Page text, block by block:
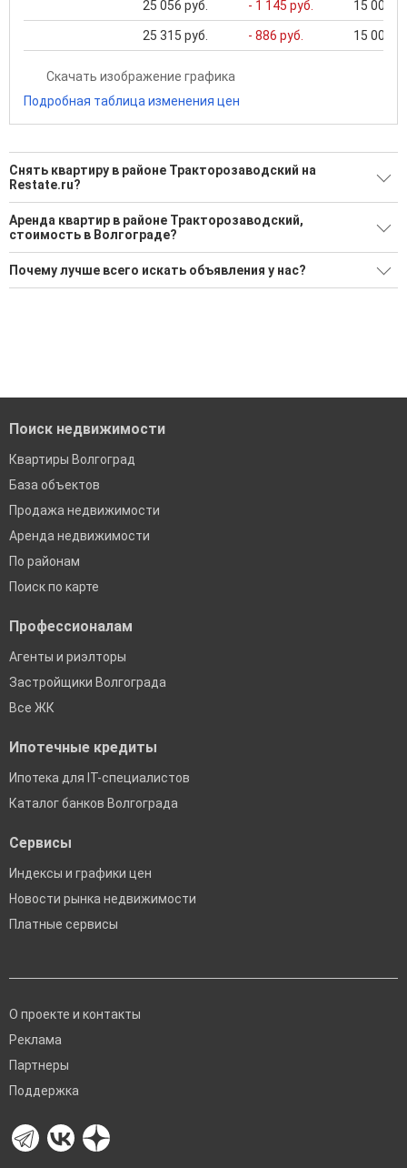
25 056 руб. - 1 145 руб. 15 000
25 315 руб. - 886 руб. 15 000
Скачать изображение графика
Подробная таблица изменения цен
Снять квартиру в районе Тракторозаводский на
Restate.ru?
Поможем Снять квартиру в районе Тракторозаводский?
71 актуальное и проверенное объявление
Воспользуйтесь нашим поиском по новостройкам, для
подбора подходящего вам варианта
Аренда квартир в районе Тракторозаводский,
стоимость в Волгограде?
Минимальная цена: 13 000 Р. Максимальная цена: 45 000 Р;
Средняя: 22 568 Р
Почему лучше всего искать объявления у нас?
Поиск недвижимости
Квартиры Волгоград
База объектов
Продажа недвижимости
Аренда недвижимости
По районам
Поиск по карте
Профессионалам
Агенты и риэлторы
Застройщики Волгограда
Все ЖК
Ипотечные кредиты
Ипотека для IT-специалистов
Каталог банков Волгограда
Сервисы
Индексы и графики цен
Новости рынка недвижимости
Платные сервисы
О проекте и контакты
Реклама
Партнеры
Поддержка